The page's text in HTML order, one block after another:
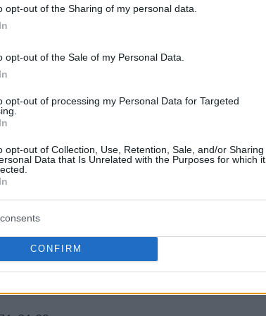
opt-out of the Sharing of my personal data.
opt-out of the Sale of my Personal Data.
opt-out of processing my Personal Data for Targeted
opt-out of Collection, Use, Retention, Sale, and/or Sharing
Data that Is Unrelated with the Purposes for which it
CONFIRM
να πέφτουν στο 4-8 από την
για την ομάδα του
μήνα, ενώ είχε 4 πόντους σε 10 λεπτά
«ερυθρόλευκων» ήταν ο
του
ενώ οΦιλίπ Πετρούσεφδεν… φόρτσαρε,
3 ασίστ σε 17 λεπτά. Από την πλευρά του,
,Νεμάνια Νέντοβιτς
, είχε 8 πόντους, 4
γηπεδούχους, πρώτος σκόρερ ήταν ο